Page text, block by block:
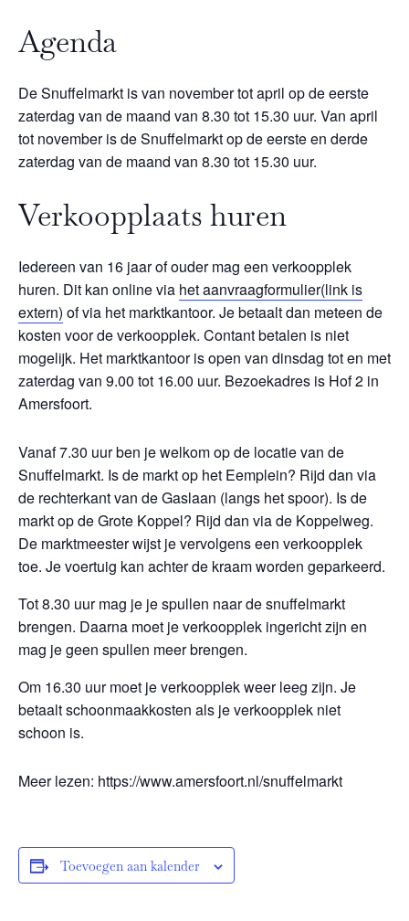
Agenda
De Snuffelmarkt is van november tot april op de eerste
zaterdag van de maand van 8.30 tot 15.30 uur. Van april
tot november is de Snuffelmarkt op de eerste en derde
zaterdag van de maand van 8.30 tot 15.30 uur.
Verkoopplaats huren
Iedereen van 16 jaar of ouder mag een verkoopplek
huren. Dit kan online via het aanvraagformulier(link is
extern) of via het marktkantoor. Je betaalt dan meteen de
kosten voor de verkoopplek. Contant betalen is niet
mogelijk. Het marktkantoor is open van dinsdag tot en met
zaterdag van 9.00 tot 16.00 uur. Bezoekadres is Hof 2 in
Amersfoort.
Vanaf 7.30 uur ben je welkom op de locatie van de
Snuffelmarkt. Is de markt op het Eemplein? Rijd dan via
de rechterkant van de Gaslaan (langs het spoor). Is de
markt op de Grote Koppel? Rijd dan via de Koppelweg.
De marktmeester wijst je vervolgens een verkoopplek
toe. Je voertuig kan achter de kraam worden geparkeerd.
Tot 8.30 uur mag je je spullen naar de snuffelmarkt
brengen. Daarna moet je verkoopplek ingericht zijn en
mag je geen spullen meer brengen.
Om 16.30 uur moet je verkoopplek weer leeg zijn. Je
betaalt schoonmaakkosten als je verkoopplek niet
schoon is.
Meer lezen: https://www.amersfoort.nl/snuffelmarkt
Toevoegen aan kalender